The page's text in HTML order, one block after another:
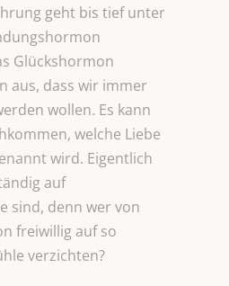
geht bis tief unter
Glückshormon
aus, dass wir immer
wollen. Es kann
welche Liebe
wird. Eigentlich
auf
sind, denn wer von
freiwillig auf so
verzichten?